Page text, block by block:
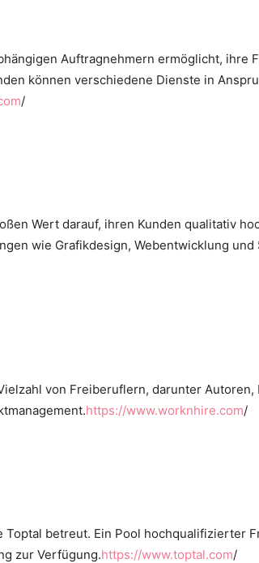
Auftragnehmern ermöglicht, ihre
können verschiedene Dienste in
/
Wert darauf, ihren Kunden qualitativ
wie Grafikdesign, Webentwicklung und
von Freiberuflern, darunter
https://www.worknhire.com/
betreut. Ein Pool hochqualifizierter
zur Verfügung.https://www.toptal.com/